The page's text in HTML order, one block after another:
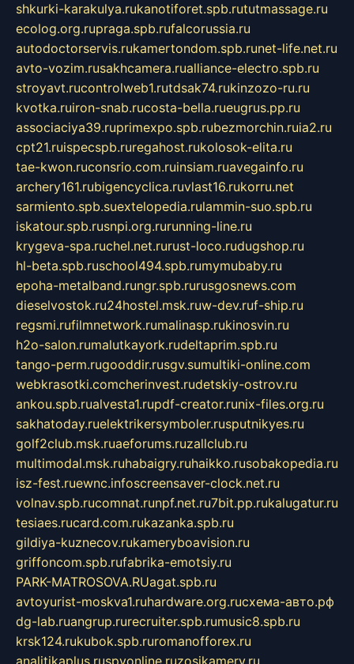
shkurki-karakulya.rukanotiforet.spb.rututmassage.ru
ecolog.org.rupraga.spb.rufalcorussia.ru
autodoctorservis.rukamertondom.spb.runet-life.net.ru
avto-vozim.rusakhcamera.rualliance-electro.spb.ru
stroyavt.rucontrolweb1.rutdsak74.rukinzozo-ru.ru
kvotka.ruiron-snab.rucosta-bella.rueugrus.pp.ru
associaciya39.ruprimexpo.spb.rubezmorchin.ruia2.ru
cpt21.ruispecspb.ruregahost.rukolosok-elita.ru
tae-kwon.ruconsrio.com.ruinsiam.ruavegainfo.ru
archery161.rubigencyclica.ruvlast16.rukorru.net
sarmiento.spb.suextelopedia.rulammin-suo.spb.ru
iskatour.spb.rusnpi.org.rurunning-line.ru
krygeva-spa.ruchel.net.rurust-loco.rudugshop.ru
hl-beta.spb.ruschool494.spb.rumymubaby.ru
epoha-metalband.rungr.spb.rurusgosnews.com
dieselvostok.ru24hostel.msk.ruw-dev.ruf-ship.ru
regsmi.rufilmnetwork.rumalinasp.rukinosvin.ru
h2o-salon.rumalutkayork.rudeltaprim.spb.ru
tango-perm.rugooddir.rusgv.sumultiki-online.com
webkrasotki.comcherinvest.rudetskiy-ostrov.ru
ankou.spb.rualvesta1.rupdf-creator.runix-files.org.ru
sakhatoday.ruelektrikersymboler.rusputnikyes.ru
golf2club.msk.ruaeforums.ruzallclub.ru
multimodal.msk.ruhabaigry.ruhaikko.rusobakopedia.ru
isz-fest.ruewnc.infoscreensaver-clock.net.ru
volnav.spb.rucomnat.runpf.net.ru7bit.pp.rukalugatur.ru
tesiaes.rucard.com.rukazanka.spb.ru
gildiya-kuznecov.rukameryboavision.ru
griffoncom.spb.rufabrika-emotsiy.ru
PARK-MATROSOVA.RUagat.spb.ru
avtoyurist-moskva1.ruhardware.org.ruсхема-авто.рф
dg-lab.ruangrup.rurecruiter.spb.rumusic8.spb.ru
krsk124.rukubok.spb.ruromanofforex.ru